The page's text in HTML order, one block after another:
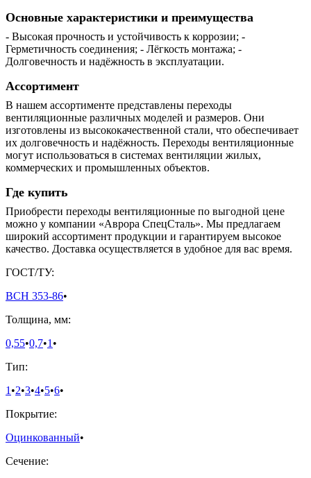
Основные характеристики и преимущества
- Высокая прочность и устойчивость к коррозии; -
Герметичность соединения; - Лёгкость монтажа; -
Долговечность и надёжность в эксплуатации.
Ассортимент
В нашем ассортименте представлены переходы
вентиляционные различных моделей и размеров. Они
изготовлены из высококачественной стали, что обеспечивает
их долговечность и надёжность. Переходы вентиляционные
могут использоваться в системах вентиляции жилых,
коммерческих и промышленных объектов.
Где купить
Приобрести переходы вентиляционные по выгодной цене
можно у компании «Аврора СпецСталь». Мы предлагаем
широкий ассортимент продукции и гарантируем высокое
качество. Доставка осуществляется в удобное для вас время.
ГОСТ/ТУ:
ВСН 353-86•
Толщина, мм:
0,55•0,7•1•
Тип:
1•2•3•4•5•6•
Покрытие:
Оцинкованный•
Сечение: